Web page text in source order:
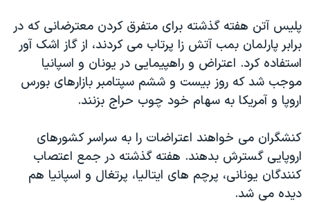
پلیس آتن هفته گذشته برای متفرق کردن معترضانی که در
برابر پارلمان بمب آتش زا پرتاب می کردند، از گاز اشک آور
استفاده کرد. اعتراض و راهپیمایی در یونان و اسپانیا
موجب شد که روز بیست و ششم سپتامبر بازارهای بورس
اروپا و آمریکا به سهام خود چوب حراج بزنند.
کنشگران می خواهند اعتراضات را به سراسر کشورهای
اروپایی گسترش بدهند. هفته گذشته در جمع اعتصاب
کنندگان یونانی، پرچم های ایتالیا، پرتغال و اسپانیا هم
دیده می شد.